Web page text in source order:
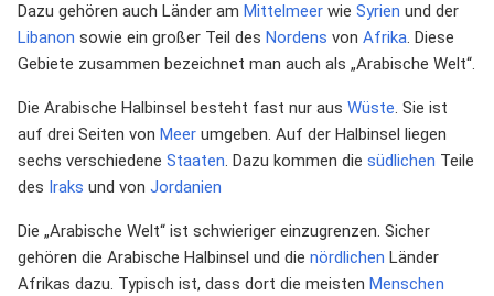
Dazu gehören auch Länder am Mittelmeer wie Syrien und der
Libanon sowie ein großer Teil des Nordens von Afrika. Diese
Gebiete zusammen bezeichnet man auch als „Arabische Welt“.
Die Arabische Halbinsel besteht fast nur aus Wüste. Sie ist
auf drei Seiten von Meer umgeben. Auf der Halbinsel liegen
sechs verschiedene Staaten. Dazu kommen die südlichen Teile
des Iraks und von Jordanien
Die „Arabische Welt“ ist schwieriger einzugrenzen. Sicher
gehören die Arabische Halbinsel und die nördlichen Länder
Afrikas dazu. Typisch ist, dass dort die meisten Menschen